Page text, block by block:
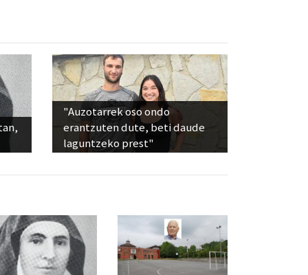
"Auzotarrek oso ondo
erantzuten dute, beti daude
laguntzeko prest"